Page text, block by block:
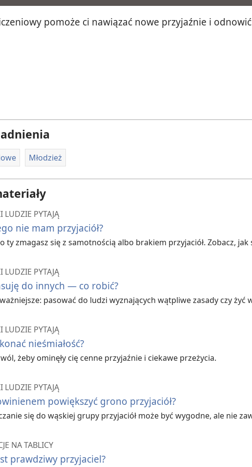
pomoże ci nawiązać nowe przyjaźnie i odnowić
Młodzież
LUDZIE PYTAJĄ
nie mam przyjaciół?
ty zmagasz się z samotnością albo brakiem przyjaciół. Zobacz,
LUDZIE PYTAJĄ
do innych — co robić?
pasować do ludzi wyznających wątpliwe zasady czy żyć
LUDZIE PYTAJĄ
nieśmiałość?
żeby ominęły cię cenne przyjaźnie i ciekawe przeżycia.
LUDZIE PYTAJĄ
powiększyć grono przyjaciół?
się do wąskiej grupy przyjaciół może być wygodne, ale nie
NA TABLICY
prawdziwy przyjaciel?